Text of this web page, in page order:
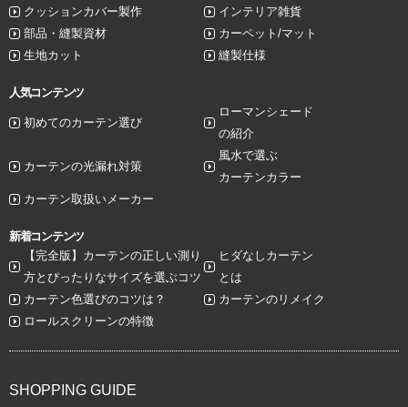
クッションカバー製作
インテリア雑貨
部品・縫製資材
カーペット/マット
生地カット
縫製仕様
人気コンテンツ
初めてのカーテン選び
ローマンシェード
の紹介
カーテンの光漏れ対策
風水で選ぶ
カーテンカラー
カーテン取扱いメーカー
新着コンテンツ
【完全版】カーテンの正しい測り
方とぴったりなサイズを選ぶコツ
ヒダなしカーテン
とは
カーテン色選びのコツは？
カーテンのリメイク
ロールスクリーンの特徴
SHOPPING GUIDE